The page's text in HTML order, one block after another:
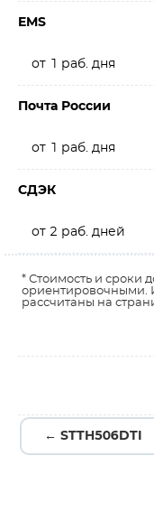
EMS
от 1 раб. дня
Почта России
от 1 раб. дня
СДЭК
от 2 раб. дней
* Стоимость и сроки
ориентировочными.
рассчитаны на
← STTH506DTI